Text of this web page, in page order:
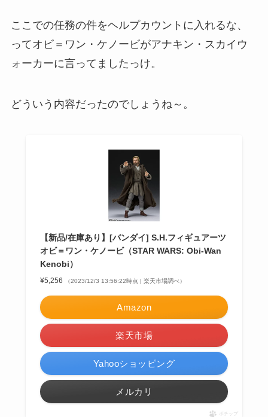
ここでの任務の件をヘルプカウントに入れるな、
ってオビ＝ワン・ケノービがアナキン・スカイウ
ォーカーに言ってましたっけ。
どういう内容だったのでしょうね～。
【新品/在庫あり】[バンダイ] S.H.フィギュアーツ
オビ＝ワン・ケノービ（STAR WARS: Obi-Wan
Kenobi）
¥5,256 （2023/12/3 13:56:22時点 | 楽天市場調べ）
Amazon
楽天市場
Yahooショッピング
メルカリ
ポチップ